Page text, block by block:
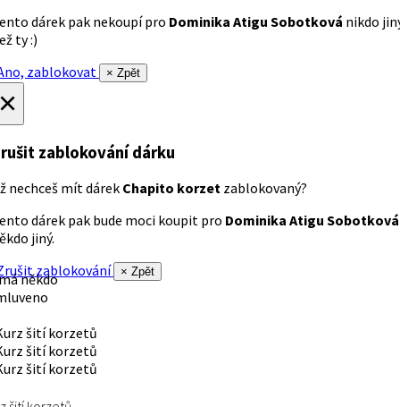
dárek pak nekoupí pro Dominika Atigu Sobotková nikdo
ty :)
zablokovat
× Zpět
zablokování dárku
nechceš mít dárek Chapito korzet zablokovaný?
dárek pak bude moci koupit pro Dominika Atigu Sobotková
jiný.
zablokování
× Zpět
někdo